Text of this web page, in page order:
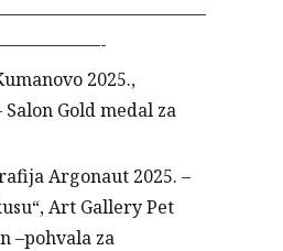
2025.,
Gold medal za
Argonaut 2025. –
Art Gallery Pet
–pohvala za